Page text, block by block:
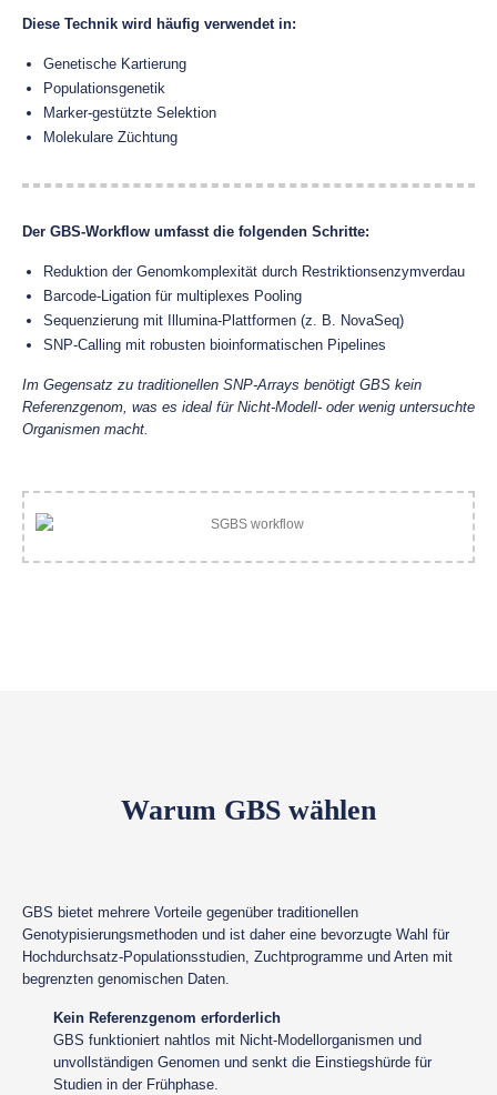
Diese Technik wird häufig verwendet in:
Genetische Kartierung
Populationsgenetik
Marker-gestützte Selektion
Molekulare Züchtung
Der GBS-Workflow umfasst die folgenden Schritte:
Reduktion der Genomkomplexität durch Restriktionsenzymverdau
Barcode-Ligation für multiplexes Pooling
Sequenzierung mit Illumina-Plattformen (z. B. NovaSeq)
SNP-Calling mit robusten bioinformatischen Pipelines
Im Gegensatz zu traditionellen SNP-Arrays benötigt GBS kein
Referenzgenom, was es ideal für Nicht-Modell- oder wenig untersuchte
Organismen macht.
Warum GBS wählen
GBS bietet mehrere Vorteile gegenüber traditionellen
Genotypisierungsmethoden und ist daher eine bevorzugte Wahl für
Hochdurchsatz-Populationsstudien, Zuchtprogramme und Arten mit
begrenzten genomischen Daten.
Kein Referenzgenom erforderlich
GBS funktioniert nahtlos mit Nicht-Modellorganismen und
unvollständigen Genomen und senkt die Einstiegshürde für
Studien in der Frühphase.